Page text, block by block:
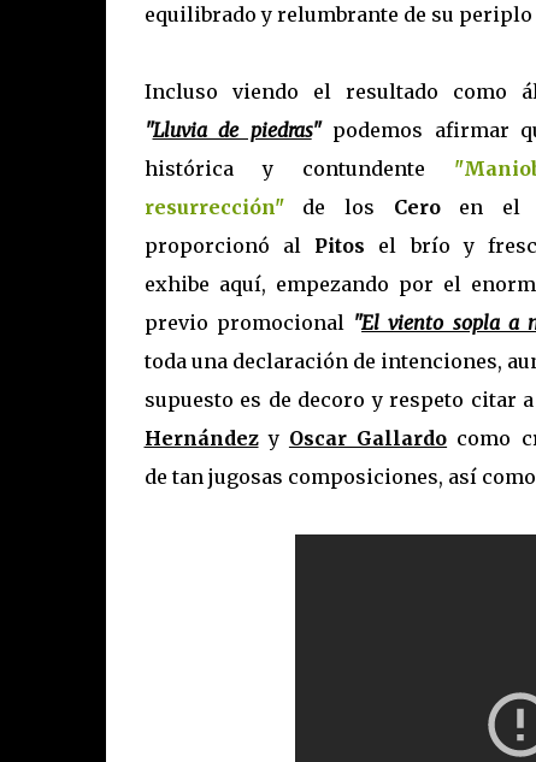
equilibrado y relumbrante de su periplo
Incluso viendo el resultado como
"Lluvia de piedras"podemos afirmar
histórica y contundente
resurrección"de los Ceroen el
proporcionó al Pitos el brío y
exhibe aquí, empezando por el
previo promocional "El viento sopla a
toda una declaración de intenciones,
supuesto es de decoro y respeto citar a
Hernándezy Oscar Gallardo como
de tan jugosas composiciones, así